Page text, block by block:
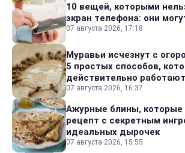
10 вещей, которыми
экран телефона: они
07 августа 2026, 17:18
Муравьи исчезнут с
5 простых способов,
действительно работают
07 августа 2026, 16:37
Ажурные блины, которые
рецепт с секретным
идеальных дырочек
07 августа 2026, 15:55